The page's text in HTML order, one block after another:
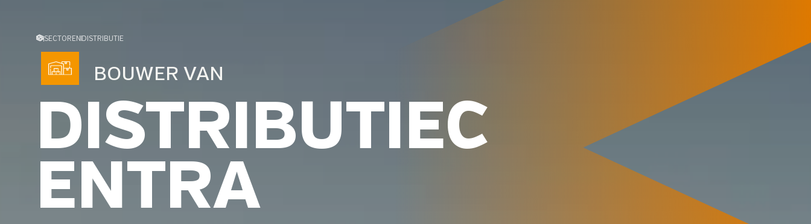
SECTOREN DISTRIBUTIE
BOUWER VAN
DISTRIBUTIEC
ENTRA